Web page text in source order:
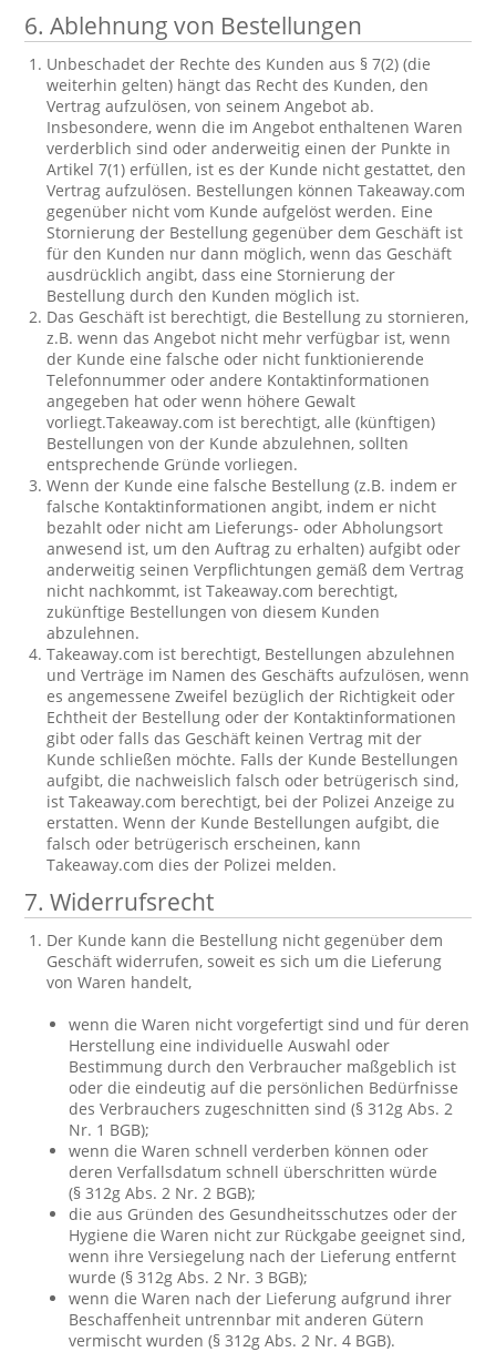
6. Ablehnung von Bestellungen
Unbeschadet der Rechte des Kunden aus § 7(2) (die
weiterhin gelten) hängt das Recht des Kunden, den
Vertrag aufzulösen, von seinem Angebot ab.
Insbesondere, wenn die im Angebot enthaltenen Waren
verderblich sind oder anderweitig einen der Punkte in
Artikel 7(1) erfüllen, ist es der Kunde nicht gestattet, den
Vertrag aufzulösen. Bestellungen können Takeaway.com
gegenüber nicht vom Kunde aufgelöst werden. Eine
Stornierung der Bestellung gegenüber dem Geschäft ist
für den Kunden nur dann möglich, wenn das Geschäft
ausdrücklich angibt, dass eine Stornierung der
Bestellung durch den Kunden möglich ist.
Das Geschäft ist berechtigt, die Bestellung zu stornieren,
z.B. wenn das Angebot nicht mehr verfügbar ist, wenn
der Kunde eine falsche oder nicht funktionierende
Telefonnummer oder andere Kontaktinformationen
angegeben hat oder wenn höhere Gewalt
vorliegt.Takeaway.com ist berechtigt, alle (künftigen)
Bestellungen von der Kunde abzulehnen, sollten
entsprechende Gründe vorliegen.
Wenn der Kunde eine falsche Bestellung (z.B. indem er
falsche Kontaktinformationen angibt, indem er nicht
bezahlt oder nicht am Lieferungs- oder Abholungsort
anwesend ist, um den Auftrag zu erhalten) aufgibt oder
anderweitig seinen Verpflichtungen gemäß dem Vertrag
nicht nachkommt, ist Takeaway.com berechtigt,
zukünftige Bestellungen von diesem Kunden
abzulehnen.
Takeaway.com ist berechtigt, Bestellungen abzulehnen
und Verträge im Namen des Geschäfts aufzulösen, wenn
es angemessene Zweifel bezüglich der Richtigkeit oder
Echtheit der Bestellung oder der Kontaktinformationen
gibt oder falls das Geschäft keinen Vertrag mit der
Kunde schließen möchte. Falls der Kunde Bestellungen
aufgibt, die nachweislich falsch oder betrügerisch sind,
ist Takeaway.com berechtigt, bei der Polizei Anzeige zu
erstatten. Wenn der Kunde Bestellungen aufgibt, die
falsch oder betrügerisch erscheinen, kann
Takeaway.com dies der Polizei melden.
7. Widerrufsrecht
Der Kunde kann die Bestellung nicht gegenüber dem
Geschäft widerrufen, soweit es sich um die Lieferung
von Waren handelt,
wenn die Waren nicht vorgefertigt sind und für deren
Herstellung eine individuelle Auswahl oder
Bestimmung durch den Verbraucher maßgeblich ist
oder die eindeutig auf die persönlichen Bedürfnisse
des Verbrauchers zugeschnitten sind (§ 312g Abs. 2
Nr. 1 BGB);
wenn die Waren schnell verderben können oder
deren Verfallsdatum schnell überschritten würde
(§ 312g Abs. 2 Nr. 2 BGB);
die aus Gründen des Gesundheitsschutzes oder der
Hygiene die Waren nicht zur Rückgabe geeignet sind,
wenn ihre Versiegelung nach der Lieferung entfernt
wurde (§ 312g Abs. 2 Nr. 3 BGB);
wenn die Waren nach der Lieferung aufgrund ihrer
Beschaffenheit untrennbar mit anderen Gütern
vermischt wurden (§ 312g Abs. 2 Nr. 4 BGB).